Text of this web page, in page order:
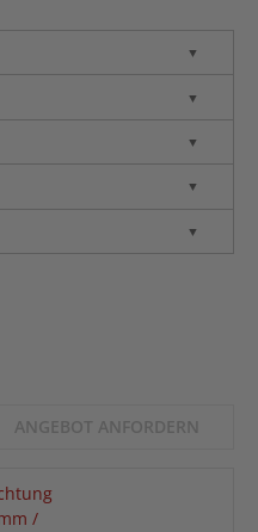
▼
▼
▼
▼
▼
ANGEBOT ANFORDERN